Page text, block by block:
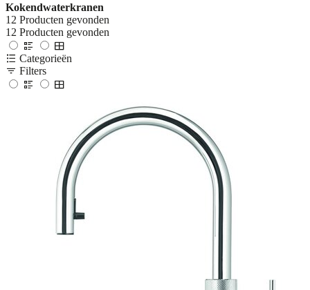
Kokendwaterkranen
12 Producten gevonden
12 Producten gevonden
Categorieën
Filters